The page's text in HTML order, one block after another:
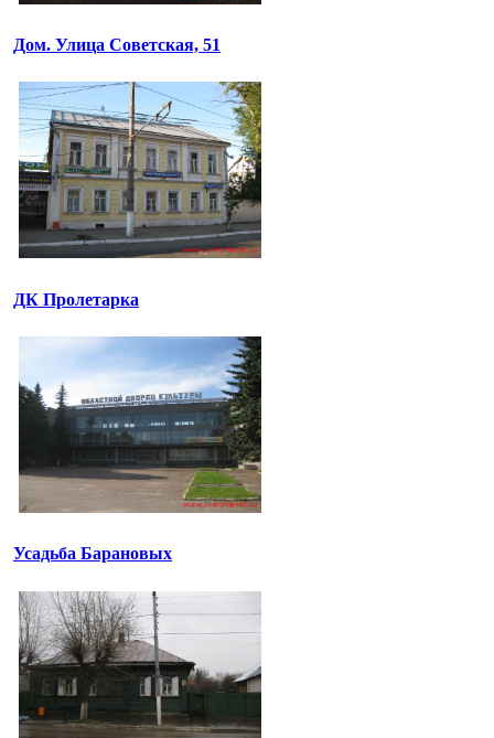
Дом. Улица Советская, 51
ДК Пролетарка
Усадьба Барановых